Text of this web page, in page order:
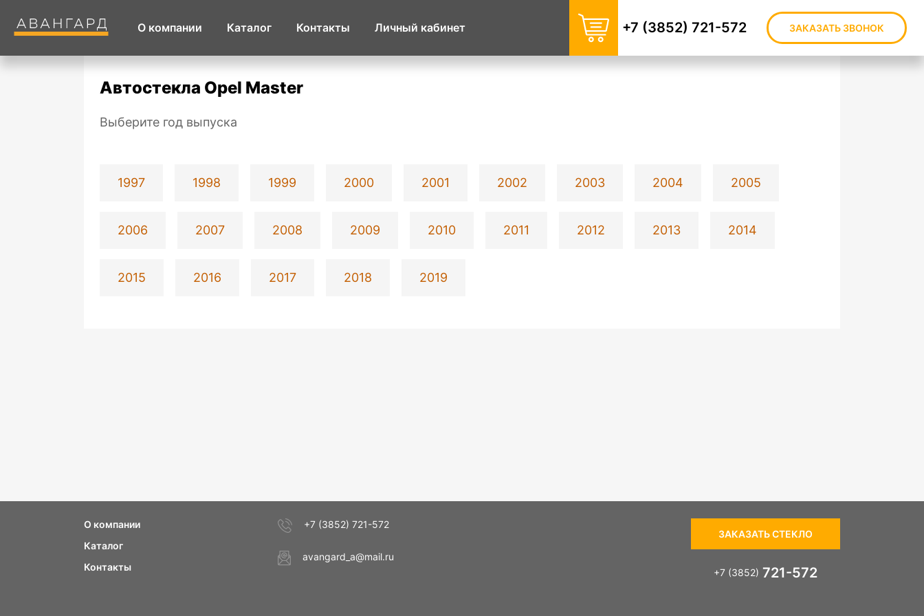
О компании Каталог Контакты Личный кабинет +7 (3852) 721-572 ЗАКАЗАТЬ ЗВОНОК
Автостекла Opel Master
Выберите год выпуска
1997 1998 1999 2000 2001 2002 2003 2004 2005
2006 2007 2008 2009 2010 2011 2012 2013 2014
2015 2016 2017 2018 2019
О компании
Каталог
Контакты
+7 (3852) 721-572
avangard_a@mail.ru
ЗАКАЗАТЬ СТЕКЛО
+7 (3852) 721-572